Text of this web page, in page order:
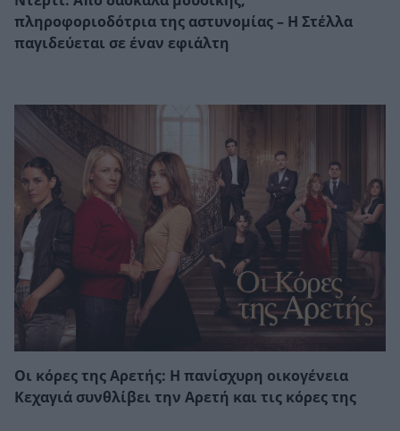
πληροφοριοδότρια της αστυνομίας – Η Στέλλα
παγιδεύεται σε έναν εφιάλτη
Οι κόρες της Αρετής: Η πανίσχυρη οικογένεια
Κεχαγιά συνθλίβει την Αρετή και τις κόρες της